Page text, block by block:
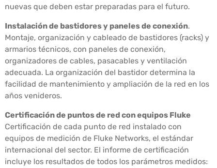
nuevas que deben estar preparadas para el futuro.
Instalación de bastidores y paneles de conexión.
Montaje, organización y cableado de bastidores (racks) y
armarios técnicos, con paneles de conexión,
organizadores de cables, pasacables y ventilación
adecuada. La organización del bastidor determina la
facilidad de mantenimiento y ampliación de la red en los
años venideros.
Certificación de puntos de red con equipos Fluke
Certificación de cada punto de red instalado con
equipos de medición de Fluke Networks, el estándar
internacional del sector. El informe de certificación
incluye los resultados de todos los parámetros medidos: